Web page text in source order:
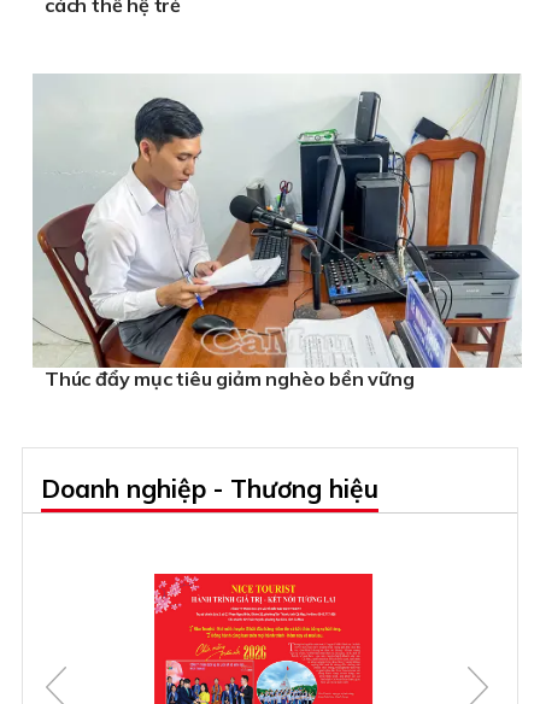
cách thế hệ trẻ
Thúc đẩy mục tiêu giảm nghèo bền vững
Doanh nghiệp - Thương hiệu